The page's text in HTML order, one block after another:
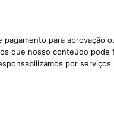
para aprovação
que nosso conteúdo
por